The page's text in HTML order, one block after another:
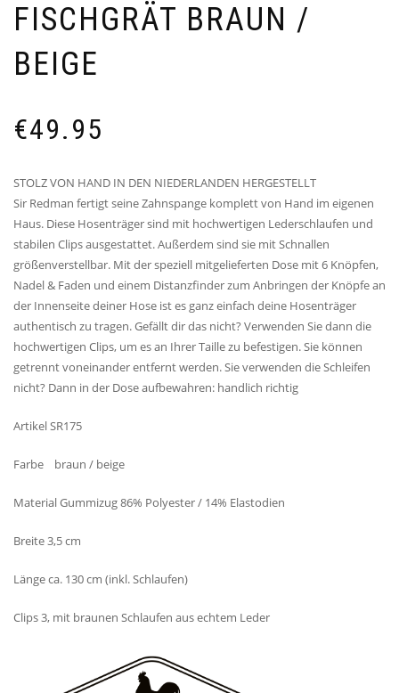
FISCHGRÄT BRAUN /
BEIGE
€49.95
STOLZ VON HAND IN DEN NIEDERLANDEN HERGESTELLT
Sir Redman fertigt seine Zahnspange komplett von Hand im eigenen
Haus. Diese Hosenträger sind mit hochwertigen Lederschlaufen und
stabilen Clips ausgestattet. Außerdem sind sie mit Schnallen
größenverstellbar. Mit der speziell mitgelieferten Dose mit 6 Knöpfen,
Nadel & Faden und einem Distanzfinder zum Anbringen der Knöpfe an
der Innenseite deiner Hose ist es ganz einfach deine Hosenträger
authentisch zu tragen. Gefällt dir das nicht? Verwenden Sie dann die
hochwertigen Clips, um es an Ihrer Taille zu befestigen. Sie können
getrennt voneinander entfernt werden. Sie verwenden die Schleifen
nicht? Dann in der Dose aufbewahren: handlich richtig
Artikel SR175
Farbe braun / beige
Material Gummizug 86% Polyester / 14% Elastodien
Breite 3,5 cm
Länge ca. 130 cm (inkl. Schlaufen)
Clips 3, mit braunen Schlaufen aus echtem Leder